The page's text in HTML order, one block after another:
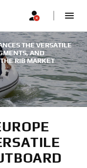
THE VERSATILE
AND
RIB MARKET